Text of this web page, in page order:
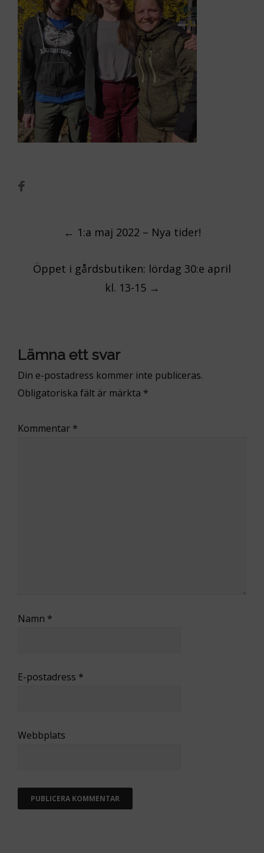
Post
navigation
← 1:a maj 2022 – Nya tider!
Öppet i gårdsbutiken: lördag 30:e april
kl. 13-15 →
Lämna ett svar
Din e-postadress kommer inte publiceras.
Obligatoriska fält är märkta *
Kommentar *
Namn *
E-postadress *
Webbplats